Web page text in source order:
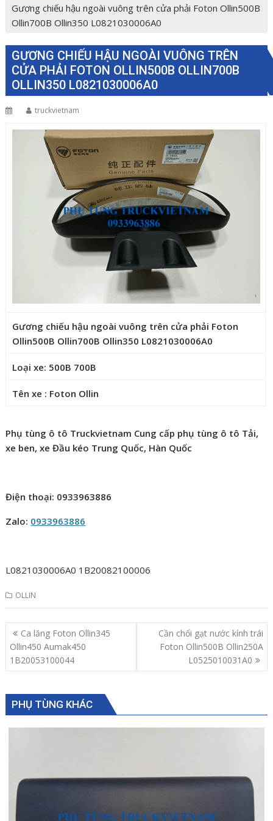
Gương chiếu hậu ngoài vuông trên cửa phải Foton Ollin500B
Ollin700B Ollin350 L0821030006A0
GƯƠNG CHIẾU HẬU NGOÀI VUÔNG TRÊN
CỬA PHẢI FOTON OLLIN500B OLLIN700B
OLLIN350 L0821030006A0
truckvietnam
Gương chiếu hậu ngoài vuông trên cửa phải Foton
Ollin500B Ollin700B Ollin350 L0821030006A0
Loại xe: 500B 700B
Tên xe : Foton Ollin
Phụ tùng ô tô Truckvietnam Cung cấp phụ tùng ô tô Tải,
xe ben, xe Đầu kéo Trung Quốc, Hàn Quốc
Điện thoại: 0933963886
Zalo: 0933963886
L0821030006A0 1B20082100006
OLLIN
Post
navigation
Ca lăng Foton Ollin345
Ollin450 Aumak450
1B20053100044
Cần chổi gạt nước kính trái
Foton Ollin500B Ollin250A
L0525010031A0
PHỤ TÙNG KHÁC